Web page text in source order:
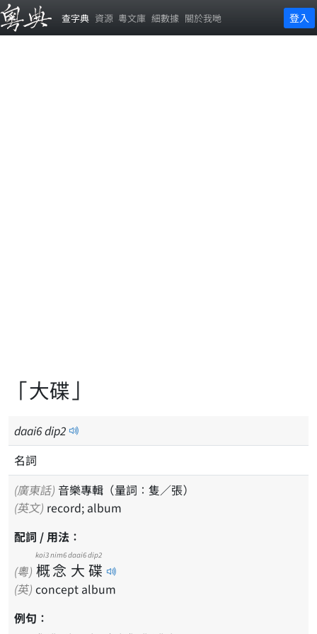
查字典 資源 粵文庫 細數據 關於我哋 登入
「大碟」
daai6dip2
名詞
(廣東話) 音樂專輯（量詞：隻／張）
(英文) record; album
配詞 / 用法：
(粵) 概
koi3
念
nim6
大
daai6
碟
dip2
(英) concept album
例句：